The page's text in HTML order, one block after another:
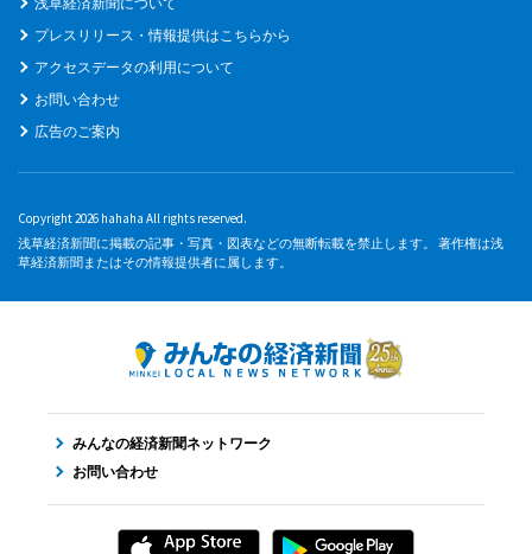
プレスリリース・情報提供はこちらから
アクセスデータの利用について
お問い合わせ
広告のご案内
Copyright 2026 hahaha All rights reserved.
浅草経済新聞に掲載の記事・写真・図表などの無断転載を禁止します。 著作権は浅
草経済新聞またはその情報提供者に属します。
みんなの経済新聞ネットワーク
お問い合わせ